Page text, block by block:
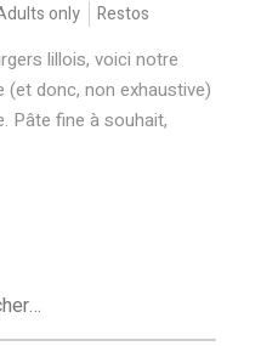
only Restos
lillois, voici notre
donc, non exhaustive)
Pâte fine à souhait,